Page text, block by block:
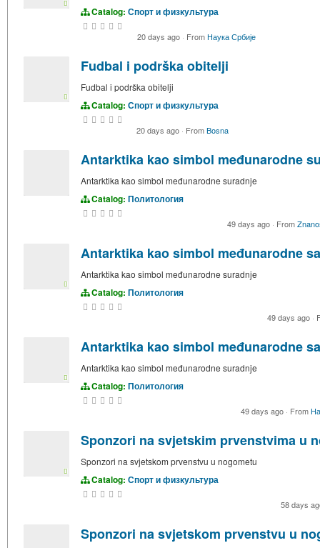
Catalog: Спорт и физкультура
20 days ago · FromНаука Србије
Fudbal i podrška obitelji
Fudbal i podrška obitelji
Catalog: Спорт и физкультура
20 days ago · FromBosna
Antarktika kao simbol međunarodne
Antarktika kao simbol međunarodne suradnje
Catalog: Политология
49 days ago · From
Antarktika kao simbol međunarodne
Antarktika kao simbol međunarodne suradnje
Catalog: Политология
49 days ago ·
Antarktika kao simbol međunarodne
Antarktika kao simbol međunarodne suradnje
Catalog: Политология
49 days ago · From
Sponzori na svjetskim prvenstvima u
Sponzori na svjetskom prvenstvu u nogometu
Catalog: Спорт и физкультура
58 days
Sponzori na svjetskom prvenstvu u